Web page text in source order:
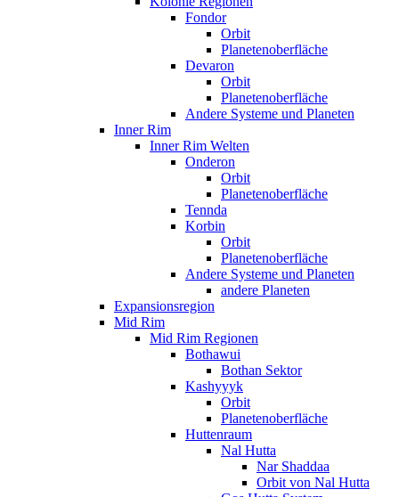
Fondor
Orbit
Planetenoberfläche
Devaron
Orbit
Planetenoberfläche
Andere Systeme und Planeten
Inner Rim
Inner Rim Welten
Onderon
Orbit
Planetenoberfläche
Tennda
Korbin
Orbit
Planetenoberfläche
Andere Systeme und Planeten
andere Planeten
Expansionsregion
Mid Rim
Mid Rim Regionen
Bothawui
Bothan Sektor
Kashyyyk
Orbit
Planetenoberfläche
Huttenraum
Nal Hutta
Nar Shaddaa
Orbit von Nal Hutta